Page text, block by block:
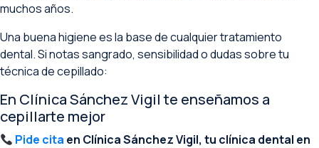
muchos años.
Una buena higiene es la base de cualquier tratamiento
dental. Si notas sangrado, sensibilidad o dudas sobre tu
técnica de cepillado:
En Clínica Sánchez Vigil te enseñamos a
cepillarte mejor
Pide cita en Clínica Sánchez Vigil, tu clínica dental en